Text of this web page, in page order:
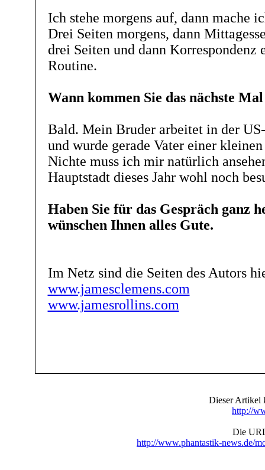
Ich stehe morgens auf, dann mache
Drei Seiten morgens, dann
drei Seiten und dann
Routine.
Wann kommen Sie das nächste
Bald. Mein Bruder arbeitet in der
und wurde gerade Vater einer
Nichte muss ich mir natürlich
Hauptstadt dieses Jahr wohl noch
Haben Sie für das Gespräch ganz
wünschen Ihnen alles Gute.
Im Netz sind die Seiten des Autors
www.jamesclemens.com
www.jamesrollins.com
Dieser Artikel
http://
Die
http://www.phantastik-news.de/